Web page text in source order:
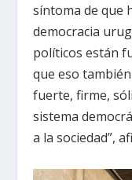
síntoma de que
democracia
políticos están
que eso
fuerte, firme,
sistema
a la sociedad”,